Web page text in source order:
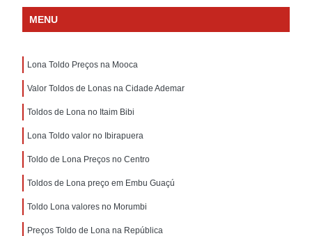
MENU
Lona Toldo Preços na Mooca
Valor Toldos de Lonas na Cidade Ademar
Toldos de Lona no Itaim Bibi
Lona Toldo valor no Ibirapuera
Toldo de Lona Preços no Centro
Toldos de Lona preço em Embu Guaçú
Toldo Lona valores no Morumbi
Preços Toldo de Lona na República